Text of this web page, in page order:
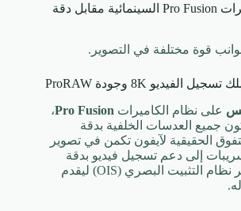
منظومة الكاميرا: كاميرات Pro Fusion السينمائية مقابل دقة
قوة مختلفة في التصوير.
على نظام الكاميرات Pro Fusion،
جميع العدسات الخلفية بدقة
الحقيقية لآيفون تكمن في تصوير
إلى دعم تسجيل فيديو بدقة
لأول مرة، مع تطوير نظام التثبيت البصري (OIS) ليقدم